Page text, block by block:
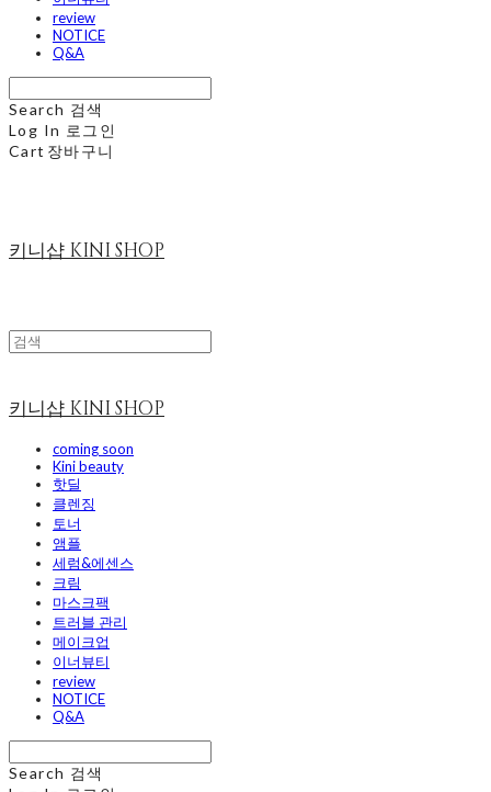
review
NOTICE
Q&A
Search 검색
Log In 로그인
Cart 장바구니
키니샵 KINI SHOP
키니샵 KINI SHOP
coming soon
Kini beauty
핫딜
클렌징
토너
앰플
세럼&에센스
크림
마스크팩
트러블 관리
메이크업
이너뷰티
review
NOTICE
Q&A
Search 검색